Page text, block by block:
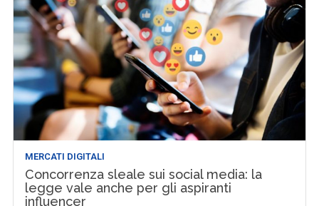
MERCATI DIGITALI
Concorrenza sleale sui social media: la
legge vale anche per gli aspiranti
influencer